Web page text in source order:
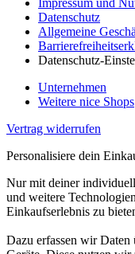
Impressum und
Datenschutz
Allgemeine
Datenschutz-
Unternehmen
Weitere nice Shops
Vertrag widerrufen
Personalisiere dein
Nur mit deiner
und weitere
Einkaufserlebnis zu
Dazu erfassen wir Daten